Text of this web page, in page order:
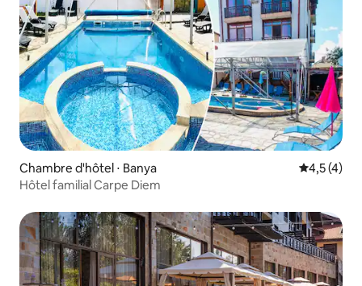
Chambre d'hôtel ⋅ Banya Évaluation
4,5 (4)
Hôtel familial Carpe Diem